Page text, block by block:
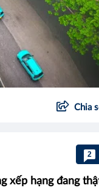
Chia
2
xếp hạng đang